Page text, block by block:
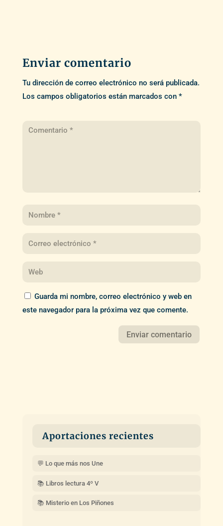
Enviar comentario
Tu dirección de correo electrónico no será publicada.
Los campos obligatorios están marcados con *
Guarda mi nombre, correo electrónico y web en
este navegador para la próxima vez que comente.
Aportaciones recientes
💬 Lo que más nos Une
📚 Libros lectura 4º V
📚 Misterio en Los Piñones